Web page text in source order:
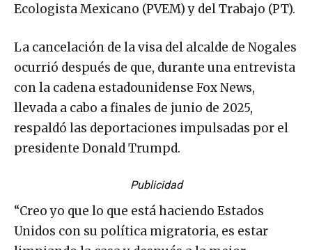
Ecologista Mexicano (PVEM) y del Trabajo (PT).
La cancelación de la visa del alcalde de Nogales
ocurrió después de que, durante una entrevista
con la cadena estadounidense Fox News,
llevada a cabo a finales de junio de 2025,
respaldó las deportaciones impulsadas por el
presidente Donald Trumpd.
Publicidad
“Creo yo que lo que está haciendo Estados
Unidos con su política migratoria, es estar